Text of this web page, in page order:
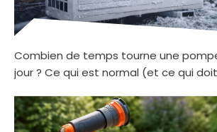
Combien de temps tourne une
jour ? Ce qui est normal (et ce qui